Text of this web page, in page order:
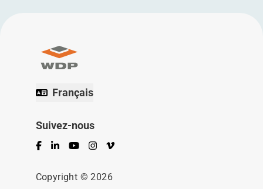
Français
Suivez-nous
Facebook
LinkedInYouTubeInstagram
Vimeo
Copyright © 2026